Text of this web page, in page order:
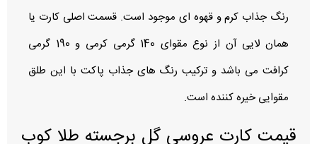
رنگ جذاب کرم و قهوه ای موجود است. قسمت اصلی کارت یا
همان لایی آن از نوع مقوای 140 گرمی کرمی و 190 گرمی
کرافت می باشد و ترکیب رنگ های جذاب پاکت با این طلق
مقوایی خیره کننده است.
قیمت کارت عروسی گل برجسته طلا کوب